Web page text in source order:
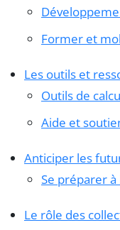
Former et
Les outils et
Outils de
Aide et
Anticiper les
Se préparer
Le rôle des